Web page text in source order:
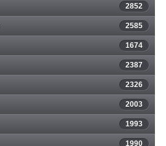
2852
2585
1674
2387
2326
2003
1993
1990